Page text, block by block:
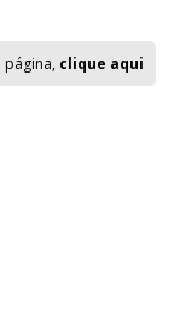
página, clique aqui